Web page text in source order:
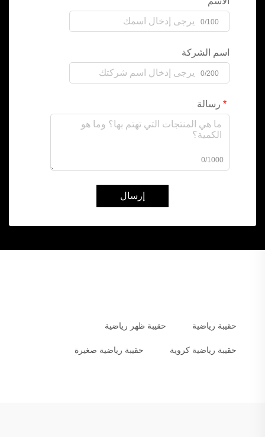
0/100
اسم الشركة
0/200
رسالة
0/1000
إرسال
حقيبة رياضية حقيبة ظهر رياضية
حقيبة رياضية كروية حقيبة رياضية صغيرة